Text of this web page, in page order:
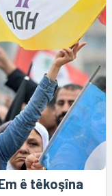
ê têkoşîna